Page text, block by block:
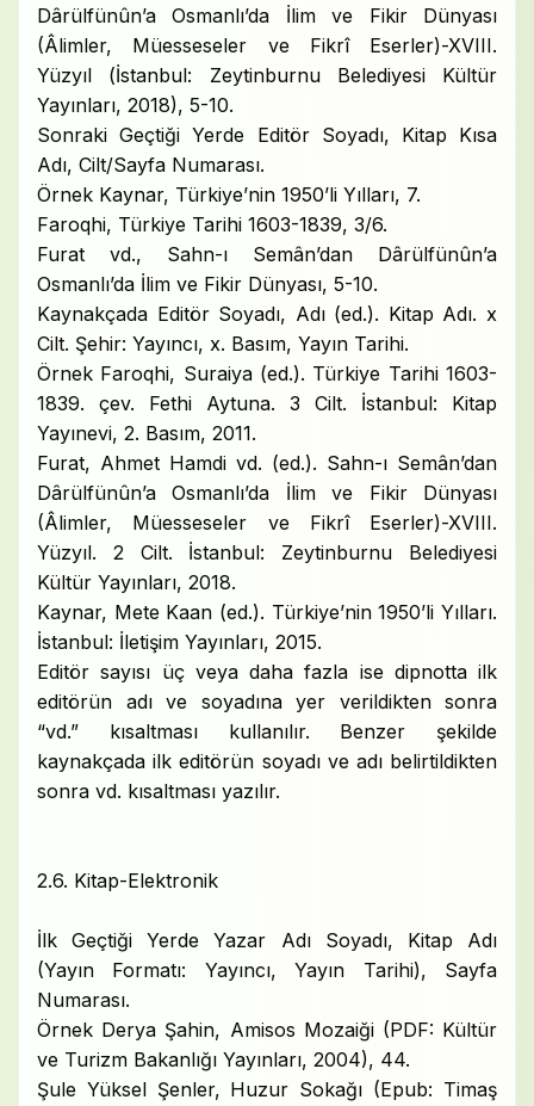
Dârülfünûn’a Osmanlı’da İlim ve Fikir Dünyası
(Âlimler, Müesseseler ve Fikrî Eserler)-XVIII.
Yüzyıl (İstanbul: Zeytinburnu Belediyesi Kültür
Yayınları, 2018), 5-10.
Sonraki Geçtiği Yerde Editör Soyadı, Kitap Kısa
Adı, Cilt/Sayfa Numarası.
Örnek Kaynar, Türkiye’nin 1950’li Yılları, 7.
Faroqhi, Türkiye Tarihi 1603-1839, 3/6.
Furat vd., Sahn-ı Semân’dan Dârülfünûn’a
Osmanlı’da İlim ve Fikir Dünyası, 5-10.
Kaynakçada Editör Soyadı, Adı (ed.). Kitap Adı. x
Cilt. Şehir: Yayıncı, x. Basım, Yayın Tarihi.
Örnek Faroqhi, Suraiya (ed.). Türkiye Tarihi 1603-
1839. çev. Fethi Aytuna. 3 Cilt. İstanbul: Kitap
Yayınevi, 2. Basım, 2011.
Furat, Ahmet Hamdi vd. (ed.). Sahn-ı Semân’dan
Dârülfünûn’a Osmanlı’da İlim ve Fikir Dünyası
(Âlimler, Müesseseler ve Fikrî Eserler)-XVIII.
Yüzyıl. 2 Cilt. İstanbul: Zeytinburnu Belediyesi
Kültür Yayınları, 2018.
Kaynar, Mete Kaan (ed.). Türkiye’nin 1950’li Yılları.
İstanbul: İletişim Yayınları, 2015.
Editör sayısı üç veya daha fazla ise dipnotta ilk
editörün adı ve soyadına yer verildikten sonra
“vd.” kısaltması kullanılır. Benzer şekilde
kaynakçada ilk editörün soyadı ve adı belirtildikten
sonra vd. kısaltması yazılır.
2.6. Kitap-Elektronik
İlk Geçtiği Yerde Yazar Adı Soyadı, Kitap Adı
(Yayın Formatı: Yayıncı, Yayın Tarihi), Sayfa
Numarası.
Örnek Derya Şahin, Amisos Mozaiği (PDF: Kültür
ve Turizm Bakanlığı Yayınları, 2004), 44.
Şule Yüksel Şenler, Huzur Sokağı (Epub: Timaş